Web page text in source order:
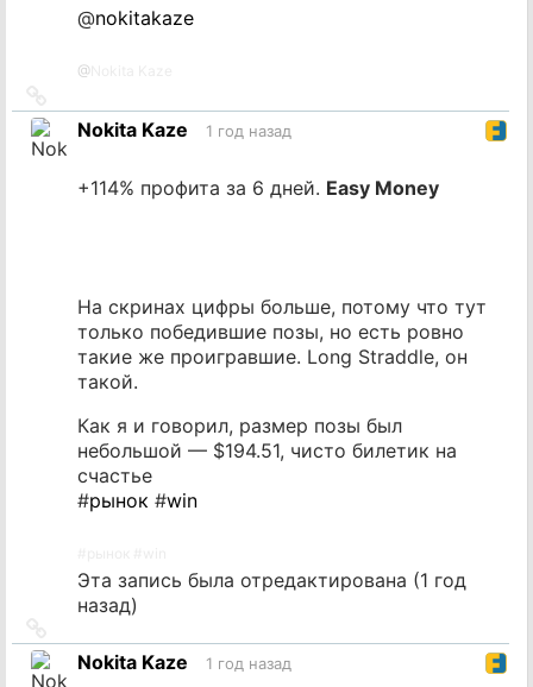
@nokitakaze
@
на
источник
Nokita Kaze 1 год назад
+114% профита за 6 дней. Easy Money
На скринах цифры больше, потому что тут
только победившие позы, но есть ровно
такие же проигравшие. Long Straddle, он
такой.
Как я и говорил, размер позы был
небольшой — $194.51, чисто билетик на
счастье
#рынок #win
Эта запись была отредактирована (1 год
назад)
на
источник
Nokita Kaze 1 год назад